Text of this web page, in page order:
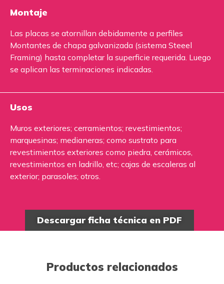
Montaje
Las placas se atornillan debidamente a perfiles
Montantes de chapa galvanizada (sistema Steeel
Framing) hasta completar la superficie requerida. Luego
se aplican las terminaciones indicadas.
Usos
Muros exteriores; cerramientos; revestimientos;
marquesinas; medianeras; como sustrato para
revestimientos exteriores como piedra, cerámicos,
revestimientos en ladrillo, etc; cajas de escaleras al
exterior; parasoles; otros.
Descargar ficha técnica en PDF
Productos relacionados